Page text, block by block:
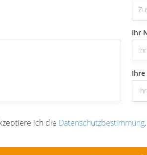
Ihr
Ihre
ich die Datenschutzbestimmung.